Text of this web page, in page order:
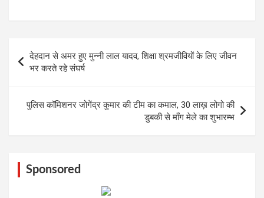
navigation
देहदान से अमर हुए मुन्नी लाल यादव, शिक्षा श्रमजीवियों के लिए जीवन
भर करते रहे संघर्ष
पुलिस कॉमिशनर जोगेंद्र कुमार की टीम का कमाल, 30 लाख़ लोगो की
डुबकी से माँग मेले का शुभारम्भ
Sponsored